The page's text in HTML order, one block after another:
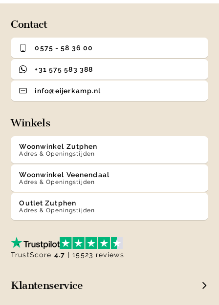
Contact
0575 - 58 36 00
+31 575 583 388
info@eijerkamp.nl
Winkels
Woonwinkel Zutphen
Adres & Openingstijden
Woonwinkel Veenendaal
Adres & Openingstijden
Outlet Zutphen
Adres & Openingstijden
Klantenservice
TrustScore 4.7 | 15523 reviews